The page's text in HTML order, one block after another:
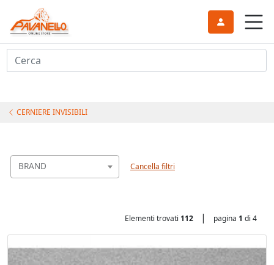
Cerca
CERNIERE INVISIBILI
BRAND Cancella filtri
Elementi trovati 112 | pagina 1 di 4